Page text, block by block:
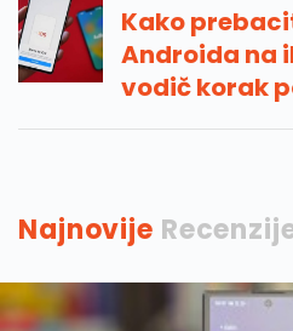
Kako
Androida na
vodič korak
Najnovije